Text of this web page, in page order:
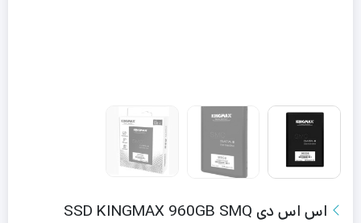
اس اس دی SSD KINGMAX 960GB SMQ